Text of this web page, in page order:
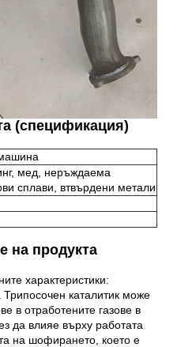
(спецификация)
мед, неръждаема
сплави, втвърдени метали
на продукта
характеристики:
каталитик може
в отработените газове в
да влияе върху работата
на шофирането, което е